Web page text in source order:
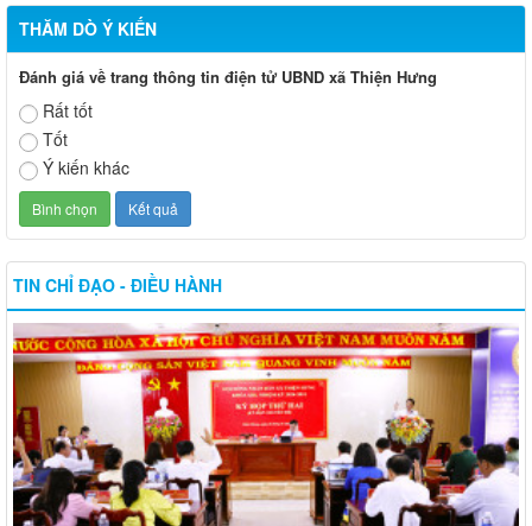
THĂM DÒ Ý KIẾN
Đánh giá về trang thông tin điện tử UBND xã Thiện Hưng
Rất tốt
Tốt
Ý kiến khác
TIN CHỈ ĐẠO - ĐIỀU HÀNH